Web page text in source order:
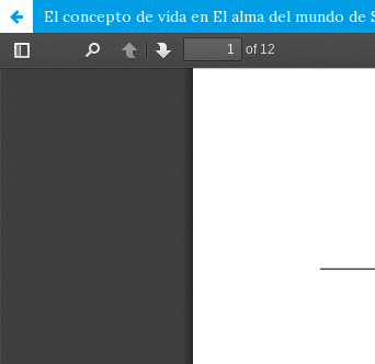
El concepto de vida en El alma del mundo de